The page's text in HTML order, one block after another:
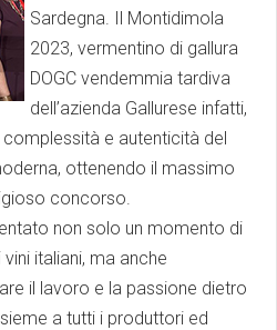
Sardegna. Il Montidimola
2023, vermentino di gallura
DOGC vendemmia tardiva
dell’azienda Gallurese infatti,
e autenticità del
ottenendo il massimo
concorso.
non solo un momento di
italiani, ma anche
il lavoro e la passione dietro
a tutti i produttori ed